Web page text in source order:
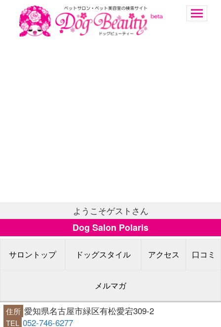
ようこそゲストさん
Dog Salon Polaris
サロントップ ドッグスタイル アクセス 口コミ
メルマガ
住所 愛知県名古屋市緑区有松愛宕309-2
TEL 052-746-6277